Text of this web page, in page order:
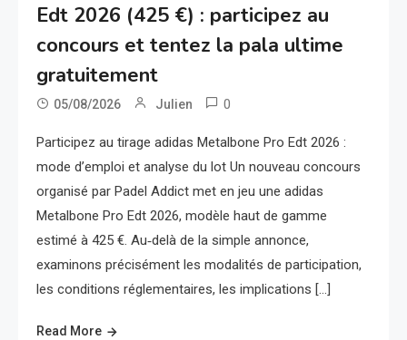
Edt 2026 (425 €) : participez au
concours et tentez la pala ultime
gratuitement
05/08/2026 Julien 0
Participez au tirage adidas Metalbone Pro Edt 2026 :
mode d’emploi et analyse du lot Un nouveau concours
organisé par Padel Addict met en jeu une adidas
Metalbone Pro Edt 2026, modèle haut de gamme
estimé à 425 €. Au‑delà de la simple annonce,
examinons précisément les modalités de participation,
les conditions réglementaires, les implications […]
Read More